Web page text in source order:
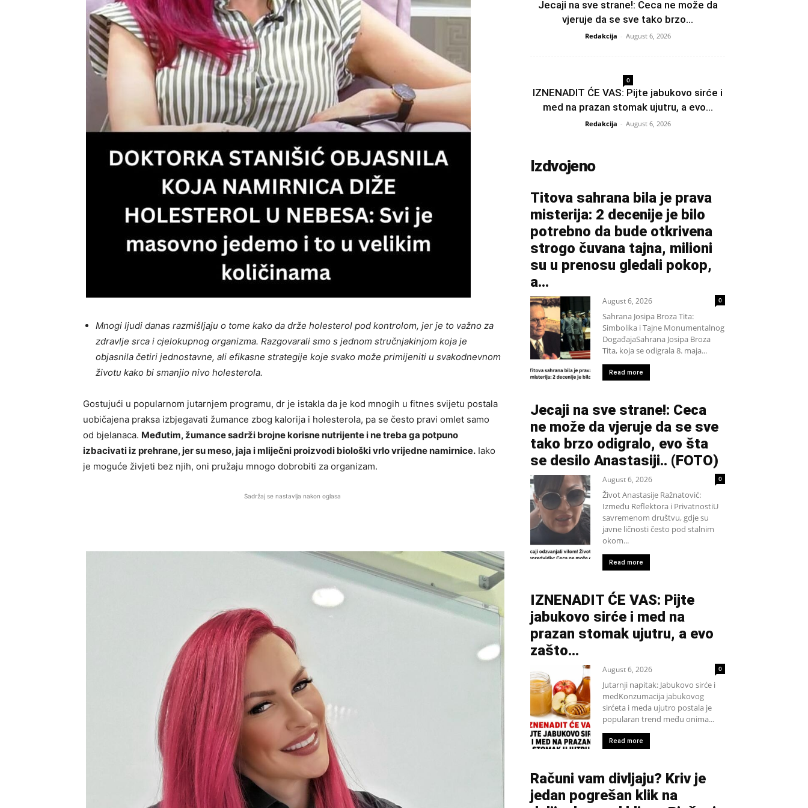
Mnogi ljudi danas razmišljaju o tome kako da drže holesterol pod kontrolom, jer je to važno za
zdravlje srca i cjelokupnog organizma. Razgovarali smo s jednom stručnjakinjom koja je
objasnila četiri jednostavne, ali efikasne strategije koje svako može primijeniti u svakodnevnom
životu kako bi smanjio nivo holesterola.
Gostujući u popularnom jutarnjem programu, dr je istakla da je kod mnogih u fitnes svijetu postala
uobičajena praksa izbjegavati žumance zbog kalorija i holesterola, pa se često pravi omlet samo
od bjelanaca. Međutim, žumance sadrži brojne korisne nutrijente i ne treba ga potpuno
izbacivati iz prehrane, jer su meso, jaja i mliječni proizvodi biološki vrlo vrijedne namirnice. Iako
je moguće živjeti bez njih, oni pružaju mnogo dobrobiti za organizam.
Sadržaj se nastavlja nakon oglasa
Jecaji na sve strane!: Ceca ne može da
vjeruje da se sve tako brzo...
Redakcija - August 6, 2026
0
IZNENADIT ĆE VAS: Pijte jabukovo sirće i
med na prazan stomak ujutru, a evo...
Redakcija - August 6, 2026
Izdvojeno
Titova sahrana bila je prava
misterija: 2 decenije je bilo
potrebno da bude otkrivena
strogo čuvana tajna, milioni
su u prenosu gledali pokop,
a...
August 6, 2026 0
Sahrana Josipa Broza Tita:
Simbolika i Tajne Monumentalnog
DogađajaSahrana Josipa Broza
Tita, koja se odigrala 8. maja...
Read more
Jecaji na sve strane!: Ceca
ne može da vjeruje da se sve
tako brzo odigralo, evo šta
se desilo Anastasiji.. (FOTO)
August 6, 2026 0
Život Anastasije Ražnatović:
Između Reflektora i PrivatnostiU
savremenom društvu, gdje su
javne ličnosti često pod stalnim
okom...
Read more
IZNENADIT ĆE VAS: Pijte
jabukovo sirće i med na
prazan stomak ujutru, a evo
zašto…
August 6, 2026 0
Jutarnji napitak: Jabukovo sirće i
medKonzumacija jabukovog
sirćeta i meda ujutro postala je
popularan trend među onima...
Read more
Računi vam divljaju? Kriv je
jedan pogrešan klik na